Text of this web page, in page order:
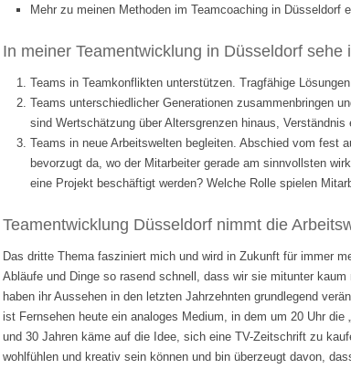
Mehr zu meinen Methoden im Teamcoaching in Düsseldorf
In meiner Teamentwicklung in Düsseldorf sehe
Teams in Teamkonflikten unterstützen. Tragfähige
Teams unterschiedlicher Generationen zusammenbringen
sind Wertschätzung über Altersgrenzen hinaus,
Teams in neue Arbeitswelten begleiten. Abschied vom fest
bevorzugt da, wo der Mitarbeiter gerade am sinnvollsten
eine Projekt beschäftigt werden? Welche Rolle spielen
Teamentwicklung Düsseldorf nimmt die
Das dritte Thema fasziniert mich und wird in Zukunft für immer
Abläufe und Dinge so rasend schnell, dass wir sie mitunter
haben ihr Aussehen in den letzten Jahrzehnten grundlegend
ist Fernsehen heute ein analoges Medium, in dem um 20 Uhr
und 30 Jahren käme auf die Idee, sich eine TV-Zeitschrift zu
wohlfühlen und kreativ sein können und bin überzeugt davon,